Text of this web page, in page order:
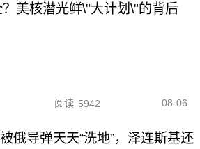
美核潜光鲜\"大计划\"的背后
阅读 5942 08-06
被俄导弹天天“洗地”，泽连斯基还